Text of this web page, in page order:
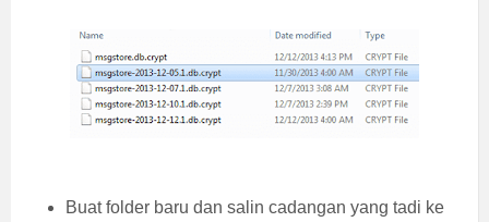
Buat folder baru dan salin cadangan yang tadi ke